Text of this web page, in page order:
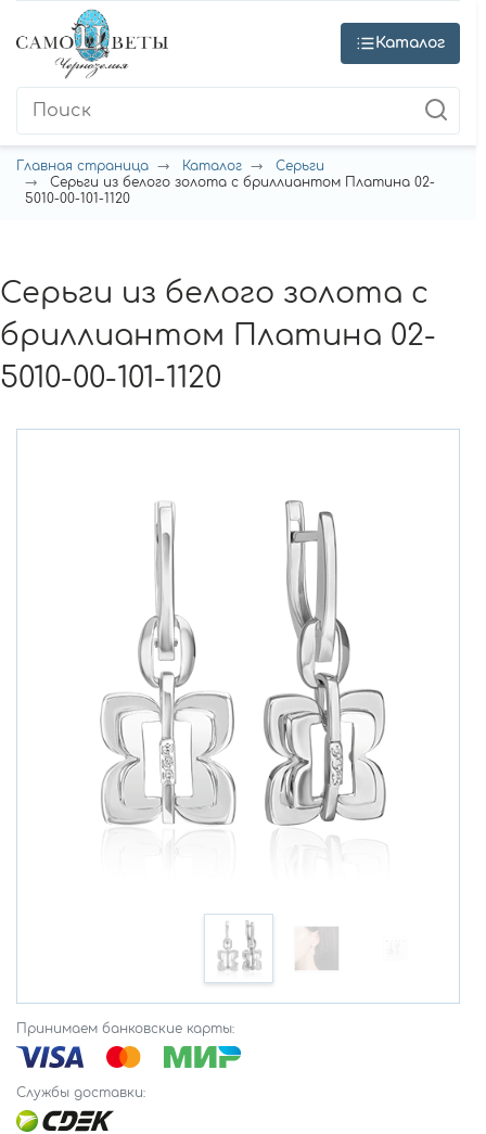
Каталог
Главная страница Каталог
Серьги
Серьги из белого золота с бриллиантом Платина 02-
5010-00-101-1120
Серьги из белого золота с
бриллиантом Платина 02-
5010-00-101-1120
Принимаем банковские карты:
Службы доставки: